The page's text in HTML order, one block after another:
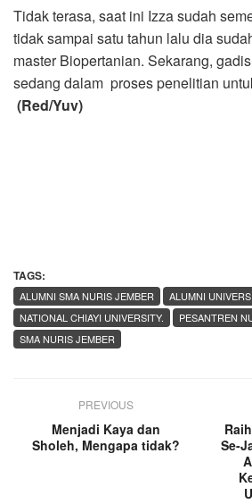
Tidak terasa, saat ini Izza sudah
tidak sampai satu tahun lalu dia
master Biopertanian. Sekarang,
sedang dalam proses penelitian
(Red/Yuv)
TAGS:
ALUMNI SMA NURIS JEMBER ALUMNI
NATIONAL CHIAYI UNIVERSITY.
PESANTREN
SMA NURIS JEMBER
PREVIOUS
Menjadi Kaya dan
Sholeh, Mengapa tidak?
Se-